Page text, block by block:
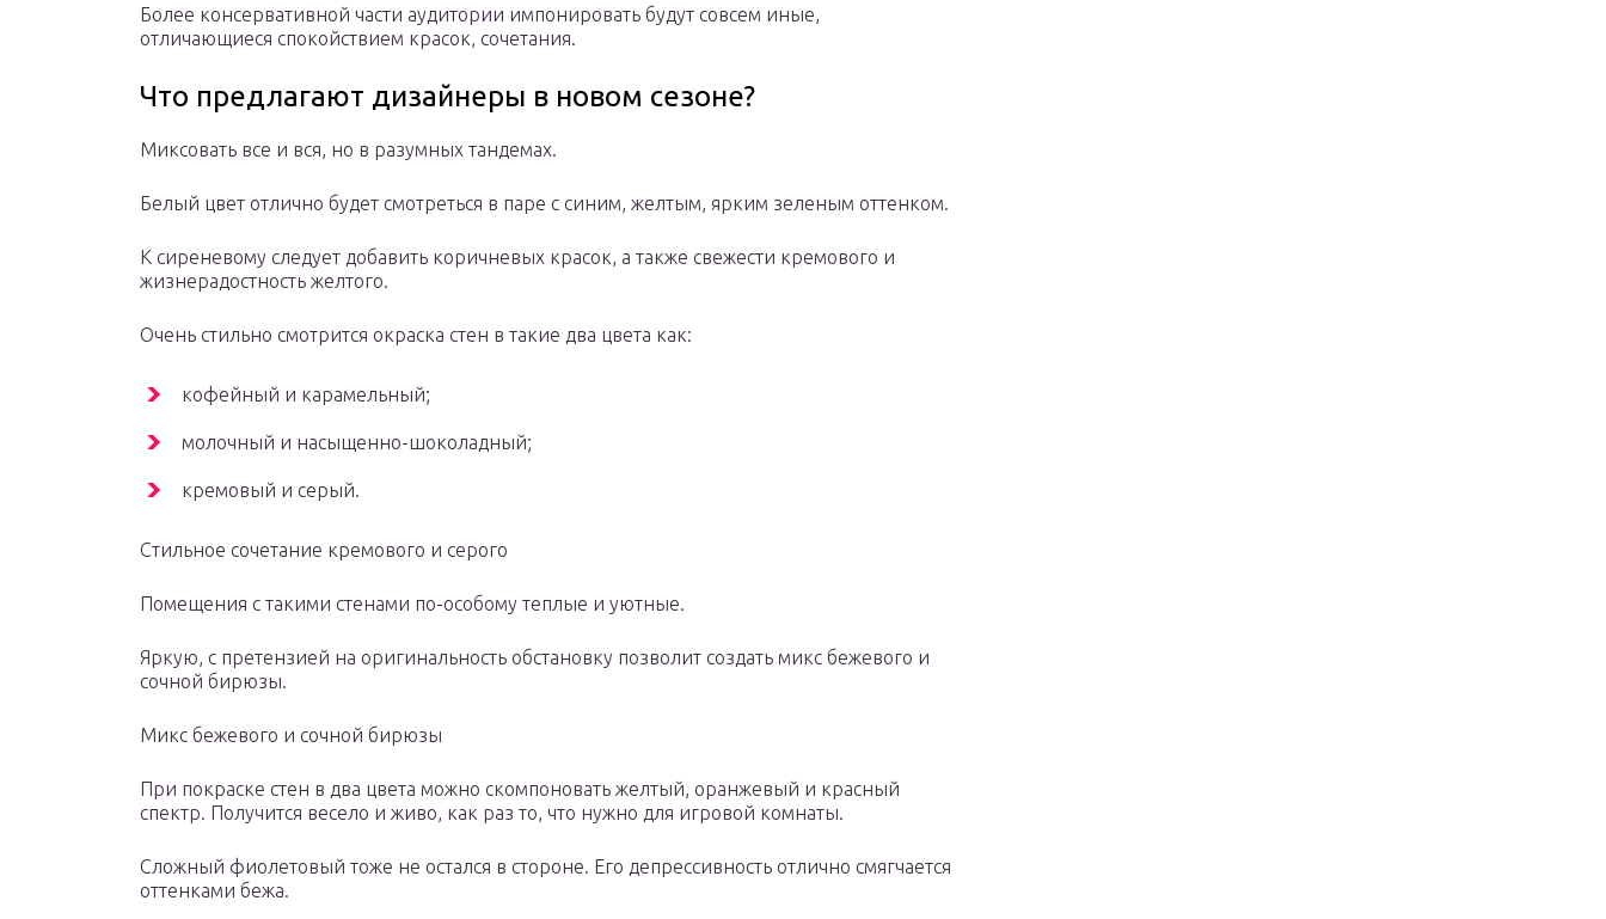
Более консервативной части аудитории импонировать будут совсем иные,
отличающиеся спокойствием красок, сочетания.
Что предлагают дизайнеры в новом сезоне?
Миксовать все и вся, но в разумных тандемах.
Белый цвет отлично будет смотреться в паре с синим, желтым, ярким зеленым оттенком.
К сиреневому следует добавить коричневых красок, а также свежести кремового и
жизнерадостность желтого.
Очень стильно смотрится окраска стен в такие два цвета как:
кофейный и карамельный;
молочный и насыщенно-шоколадный;
кремовый и серый.
Стильное сочетание кремового и серого
Помещения с такими стенами по-особому теплые и уютные.
Яркую, с претензией на оригинальность обстановку позволит создать микс бежевого и
сочной бирюзы.
Микс бежевого и сочной бирюзы
При покраске стен в два цвета можно скомпоновать желтый, оранжевый и красный
спектр. Получится весело и живо, как раз то, что нужно для игровой комнаты.
Сложный фиолетовый тоже не остался в стороне. Его депрессивность отлично смягчается
оттенками бежа.